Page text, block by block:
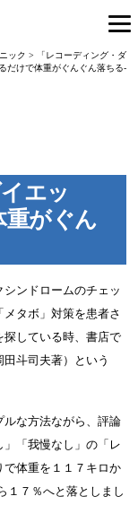
ック >
「レコーディング・ダ
だけで体重がぐんぐん落ちる-
エッ
重がぐん
ンドロームのチェッ
タボ」対策を患者さ
探している時、書店で
斗司夫著）という
な方法ながら、評論
「我慢なし」の「レ
で体重を１１７キロか
１７％へと落としまし